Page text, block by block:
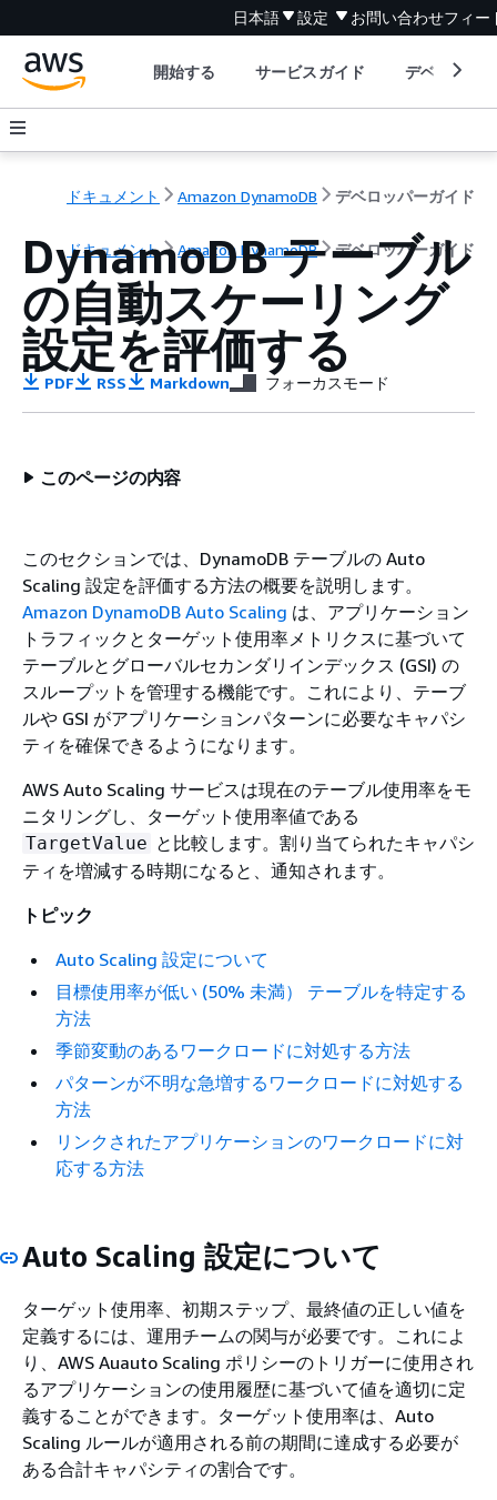
日本語 設定 お問い合わせフィー
開始する サービスガイド デベロッパ
ドキュメント Amazon DynamoDB デベロッパーガイド
ドキュメント Amazon DynamoDB デベロッパーガイド
DynamoDB テーブル
の自動スケーリング
設定を評価する
PDF RSS Markdown フォーカスモード
このページの内容
このセクションでは、DynamoDB テーブルの Auto
Scaling 設定を評価する方法の概要を説明します。
Amazon DynamoDB Auto Scaling は、アプリケーション
トラフィックとターゲット使用率メトリクスに基づいて
テーブルとグローバルセカンダリインデックス (GSI) の
スループットを管理する機能です。これにより、テーブ
ルや GSI がアプリケーションパターンに必要なキャパシ
ティを確保できるようになります。
AWS Auto Scaling サービスは現在のテーブル使用率をモ
ニタリングし、ターゲット使用率値である
TargetValue と比較します。割り当てられたキャパシ
ティを増減する時期になると、通知されます。
トピック
Auto Scaling 設定について
目標使用率が低い (50% 未満） テーブルを特定する
方法
季節変動のあるワークロードに対処する方法
パターンが不明な急増するワークロードに対処する
方法
リンクされたアプリケーションのワークロードに対
応する方法
Auto Scaling 設定について
ターゲット使用率、初期ステップ、最終値の正しい値を
定義するには、運用チームの関与が必要です。これによ
り、AWS Auauto Scaling ポリシーのトリガーに使用され
るアプリケーションの使用履歴に基づいて値を適切に定
義することができます。ターゲット使用率は、Auto
Scaling ルールが適用される前の期間に達成する必要が
ある合計キャパシティの割合です。